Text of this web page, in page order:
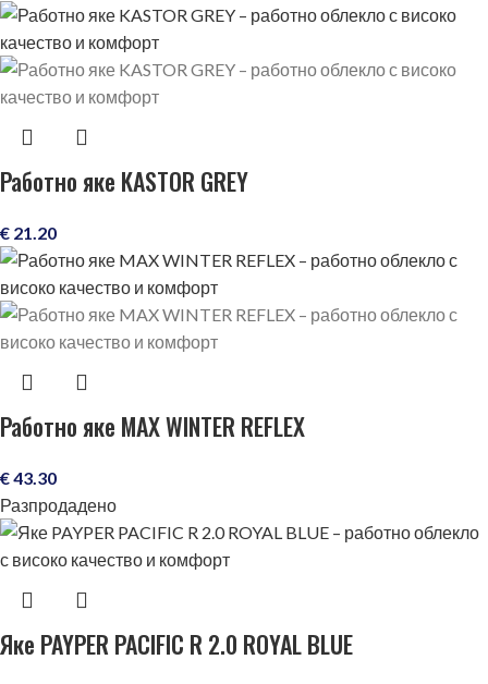
Работно яке KASTOR GREY
€ 21.20
Работно яке MAX WINTER REFLEX
€43.30
Разпродадено
Яке PAYPER PACIFIC R 2.0 ROYAL BLUE